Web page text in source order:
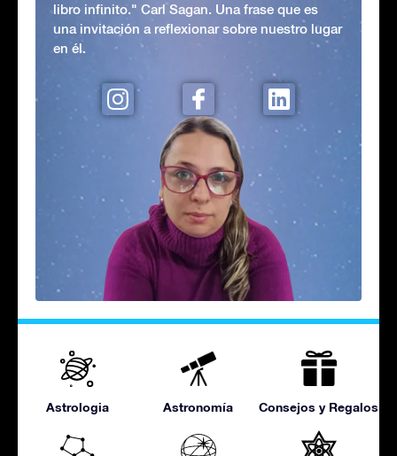
libro infinito." Carl Sagan. Una frase que es
una invitación a reflexionar sobre nuestro lugar
en él.
Astrologia Astronomía Consejos y Regalos